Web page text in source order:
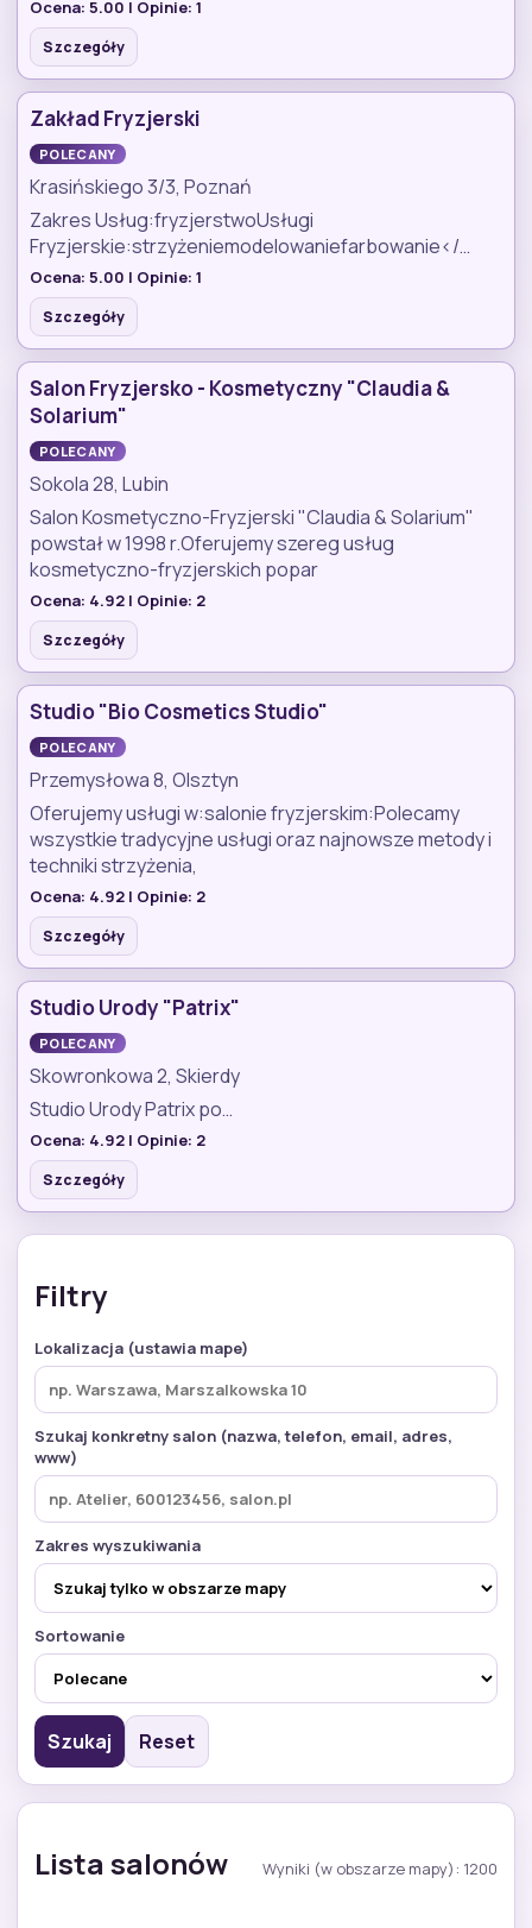
Ocena: 5.00 | Opinie: 1
Szczegóły
Zakład Fryzjerski
POLECANY
Krasińskiego 3/3, Poznań
Zakres Usług:fryzjerstwoUsługi
Fryzjerskie:strzyżeniemodelowaniefarbowanie</…
Ocena: 5.00 | Opinie: 1
Szczegóły
Salon Fryzjersko - Kosmetyczny "Claudia &
Solarium"
POLECANY
Sokola 28, Lubin
Salon Kosmetyczno-Fryzjerski "Claudia & Solarium"
powstał w 1998 r.Oferujemy szereg usług
kosmetyczno-fryzjerskich popar
Ocena: 4.92 | Opinie: 2
Szczegóły
Studio "Bio Cosmetics Studio"
POLECANY
Przemysłowa 8, Olsztyn
Oferujemy usługi w:salonie fryzjerskim:Polecamy
wszystkie tradycyjne usługi oraz najnowsze metody i
techniki strzyżenia,
Ocena: 4.92 | Opinie: 2
Szczegóły
Studio Urody "Patrix"
POLECANY
Skowronkowa 2, Skierdy
Studio Urody Patrix po…
Ocena: 4.92 | Opinie: 2
Szczegóły
Filtry
Lokalizacja (ustawia mape)
Szukaj konkretny salon (nazwa, telefon, email, adres,
www)
Zakres wyszukiwania
Sortowanie
Szukaj Reset
Lista salonów Wyniki (w obszarze mapy): 1200